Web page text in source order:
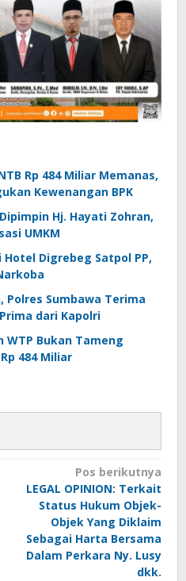
Rp 484 Miliar Memanas,
Kewenangan BPK
Hj. Hayati Zohran,
UMKM
Digrebeg Satpol PP,
Sumbawa Terima
dari Kapolri
WTP Bukan Tameng
484 Miliar
Pos berikutnya
LEGAL OPINION: Terkait
Status Hukum Objek-
Objek Yang Diklaim
Sebagai Harta Bersama
Dalam Perkara Ny. Lusy
dkk.